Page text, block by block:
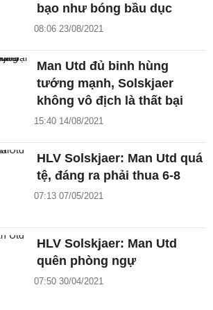
bạo như bóng bầu dục
08:06 23/08/2021
Man Utd đủ binh hùng
tướng mạnh, Solskjaer
không vô địch là thất bại
15:40 14/08/2021
HLV Solskjaer: Man Utd quá
tệ, đáng ra phải thua 6-8
07:13 07/05/2021
HLV Solskjaer: Man Utd
quên phòng ngự
07:50 30/04/2021